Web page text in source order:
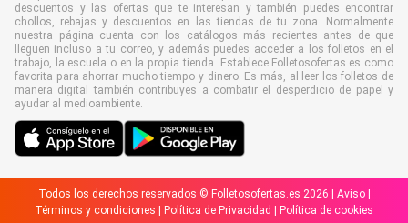
descuentos y las ofertas que te interesan y también puedes encontrar
chollos, rebajas y descuentos en las tiendas de tu zona. Normalmente
nuestra página cuenta con los catálogos más recientes antes de que
lleguen incluso a tu correo, y además puedes acceder a los folletos en el
trabajo, la escuela o en la propia tienda. Establece Folletosofertas.es como
favorita para ahorrar mucho tiempo y dinero. Es más, al leer los folletos de
manera digital también contribuyes a combatir el desperdicio de papel y
ayudar al medioambiente.
Todos los derechos reservados © Folletosofertas.es 2026 | Aviso|
Términos y condiciones
Política de Privacidad Política de cookies